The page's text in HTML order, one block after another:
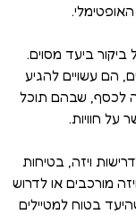
ביעד מסוים.
הם עשויים להגיע
לכסף, שבהם תוכל
חוויות.
ויזה, בטיחות
מורכבים או לדרוש
בטוח למטיילים